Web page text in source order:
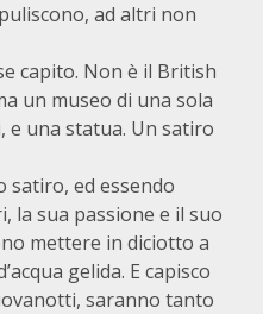
ad altri non
capito. Non è il British
un museo di una sola
e una statua. Un satiro
satiro, ed essendo
la sua passione e il suo
mettere in diciotto a
gelida. E capisco
saranno tanto